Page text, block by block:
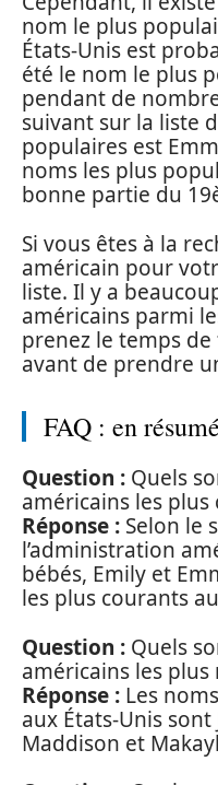
nom le plus
États-Unis est
été le nom le plus
pendant de
suivant sur la liste
populaires est
noms les plus
bonne partie du
Si vous êtes à la
américain pour
liste. Il y a
américains parmi
prenez le temps
avant de prendre
FAQ : en résumé
Question : Quels
américains les plus
Réponse : Selon le
l’administration
bébés, Emily et
les plus courants
Question : Quels
américains les plus
Réponse : Les
aux États-Unis
Maddison et